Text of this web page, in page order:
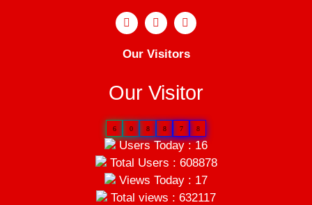
Our Visitors
Our Visitor
6 0 8 8 7 8
Users Today : 16
Total Users : 608878
Views Today : 17
Total views : 632117